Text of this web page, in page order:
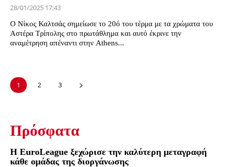
28/01/2025 17:43
Ο Νίκος Καλτσάς σημείωσε το 20ό του τέρμα με τα χρώματα του
Αστέρα Τρίπολης στο πρωτάθλημα και αυτό έκρινε την
αναμέτρηση απέναντι στην Athens...
1 2 3
Πρόσφατα
Η EuroLeague ξεχώρισε την καλύτερη μεταγραφή
κάθε ομάδας της διοργάνωσης